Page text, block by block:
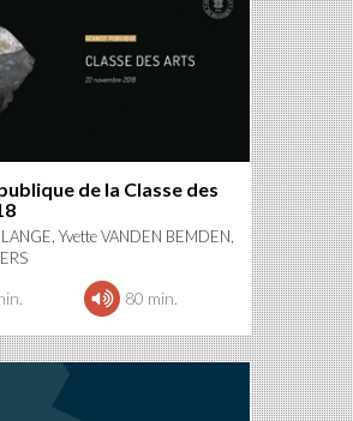
de la Classe des
Yvette VANDEN BEMDEN,
80 min.